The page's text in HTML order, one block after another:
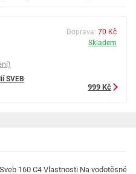
SVEB
Doprava: 70 Kč
Skladem
999 Kč
160 C4 Vlastnosti Na vodotěsné